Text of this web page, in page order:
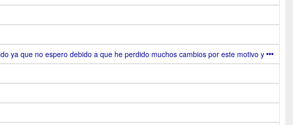
ya que no espero debido a que he perdido muchos cambios por este motivo y